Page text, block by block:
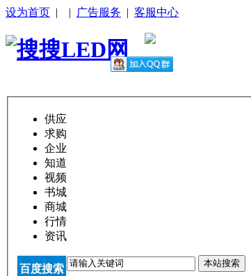
设为首页 | | 广告服务 | 客服中心
供应
求购
企业
知道
视频
书城
商城
行情
资讯
百度搜索 本站搜索